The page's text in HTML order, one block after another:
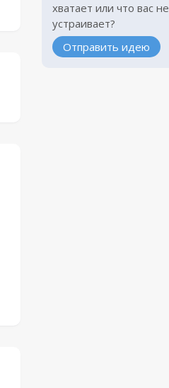
хватает или что вас не
устраивает?
Отправить идею